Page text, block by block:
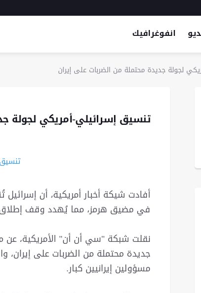
انفوغرافيك
لجولة جديدة محتملة من الضربات على إيران
تنسيق إسرائيلي-أمريكي لجولة
أفادت شيكة أخبار أمريكية، أن
في مضيق هرمز، مما يُهدد وقف إطلاق
نقلت شبكة "سي أن أن" الأمريكية، عن
جديدة محتملة من الضربات على إيران،
مسؤولين إيرانيين كبار.